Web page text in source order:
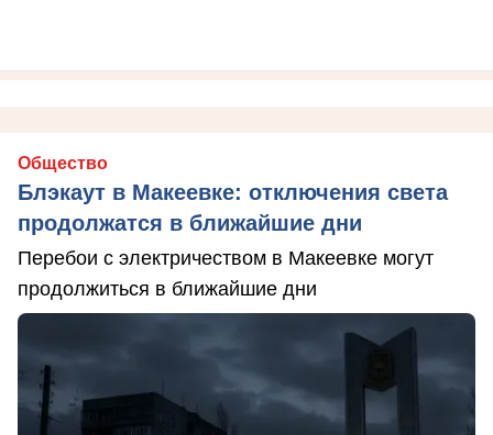
Общество
Блэкаут в Макеевке: отключения света
продолжатся в ближайшие дни
Перебои с электричеством в Макеевке могут
продолжиться в ближайшие дни